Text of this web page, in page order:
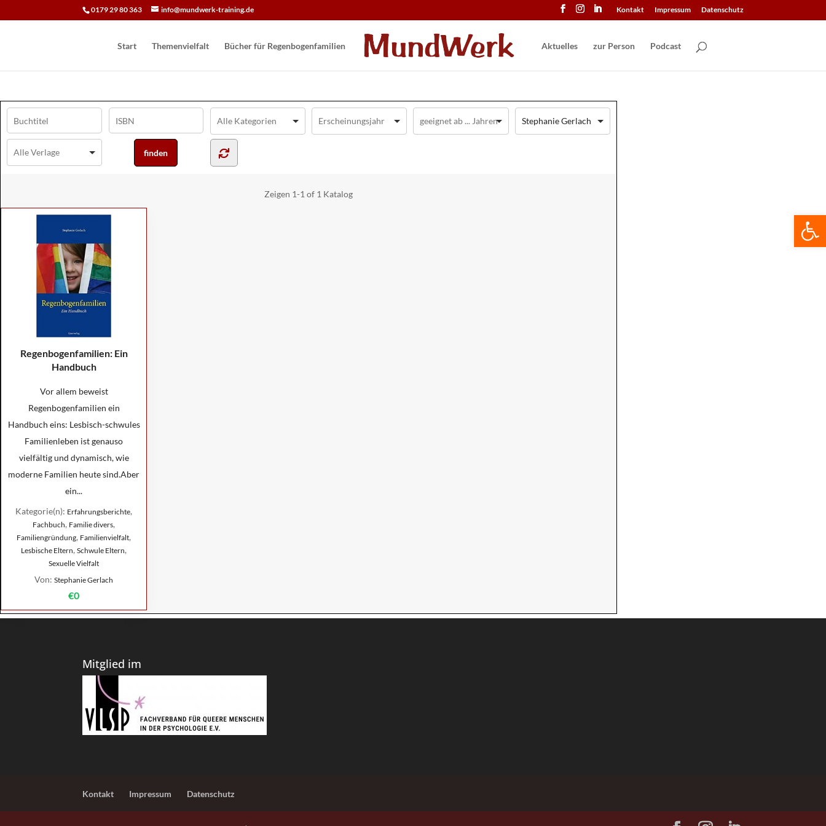
0179 29 80 363 info@mundwerk-training.de Kontakt Impressum Datenschutz
Start Themenvielfalt Bücher für Regen­bogen­familien Aktuelles zur Person Podcast
Stephanie Gerlach
Zeigen 1-1 of 1 Katalog
Regenbogenfamilien: Ein
Handbuch
Vor allem beweist
Regenbogenfamilien ein
Handbuch eins: Lesbisch-schwules
Familienleben ist genauso
vielfältig und dynamisch, wie
moderne Familien heute sind.Aber
ein...
Kategorie(n): Erfahrungsberichte,
Fachbuch, Familie divers,
Familiengründung, Familienvielfalt,
Lesbische Eltern, Schwule Eltern,
Sexuelle Vielfalt
Von: Stephanie Gerlach
€0
Mitglied im
Kontakt Impressum Datenschutz